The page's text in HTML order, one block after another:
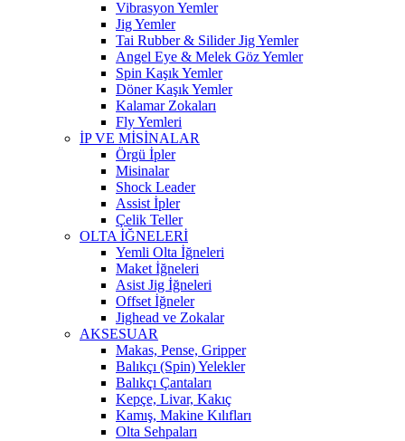
Vibrasyon Yemler
Jig Yemler
Tai Rubber & Silider Jig Yemler
Angel Eye & Melek Göz Yemler
Spin Kaşık Yemler
Döner Kaşık Yemler
Kalamar Zokaları
Fly Yemleri
İP VE MİSİNALAR
Örgü İpler
Misinalar
Shock Leader
Assist İpler
Çelik Teller
OLTA İĞNELERİ
Yemli Olta İğneleri
Maket İğneleri
Asist Jig İğneleri
Offset İğneler
Jighead ve Zokalar
AKSESUAR
Makas, Pense, Gripper
Balıkçı (Spin) Yelekler
Balıkçı Çantaları
Kepçe, Livar, Kakıç
Kamış, Makine Kılıfları
Olta Sehpaları